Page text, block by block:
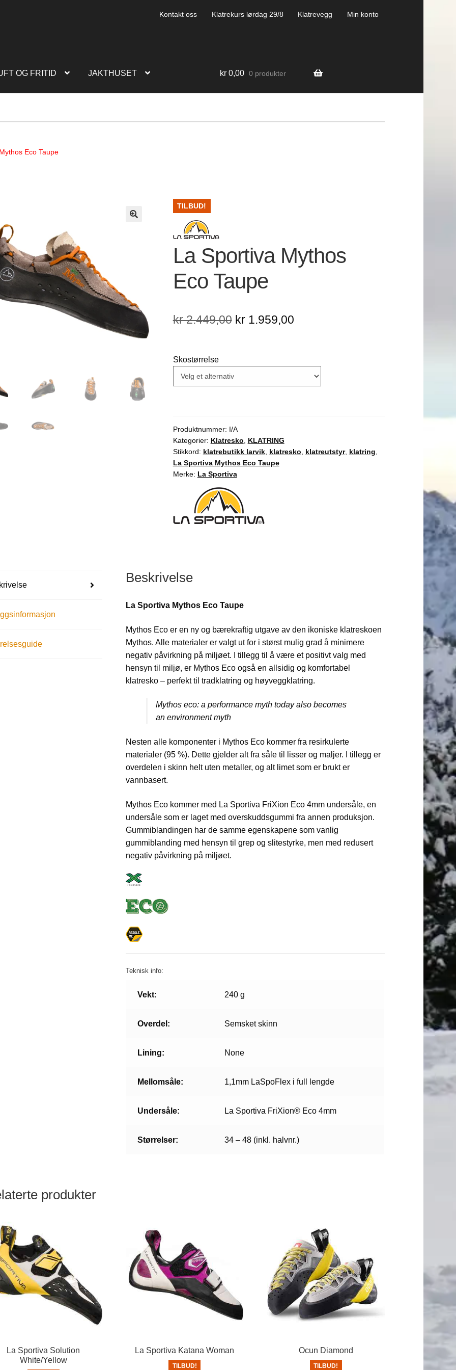
Kontakt oss Klatrekurs lørdag 29/8 Klatrevegg Min konto
OG FRITID JAKTHUSET kr 0,00 0 produkter
Eco Taupe
TILBUD!
La Sportiva Mythos
Eco Taupe
kr2.449,00 Opprinnelig
kr1.959,00Nåværende
kr 1.959,00.
Skostørrelse
Produktnummer: I/A
Kategorier: Klatresko, KLATRING
Stikkord: klatrebutikk larvik, klatresko, klatreutstyr, klatring,
La Sportiva Mythos Eco Taupe
Merke: La Sportiva
Beskrivelse
La Sportiva Mythos Eco Taupe
Mythos Eco er en ny og bærekraftig utgave av den ikoniske klatreskoen
Mythos. Alle materialer er valgt ut for i størst mulig grad å minimere
negativ påvirkning på miljøet. I tillegg til å være et positivt valg med
hensyn til miljø, er Mythos Eco også en allsidig og komfortabel
klatresko – perfekt til tradklatring og høyveggklatring.
Mythos eco: a performance myth today also becomes
an environment myth
Nesten alle komponenter i Mythos Eco kommer fra resirkulerte
materialer (95 %). Dette gjelder alt fra såle til lisser og maljer. I tillegg er
overdelen i skinn helt uten metaller, og alt limet som er brukt er
vannbasert.
Mythos Eco kommer med La Sportiva FriXion Eco 4mm undersåle, en
undersåle som er laget med overskuddsgummi fra annen produksjon.
Gummiblandingen har de samme egenskapene som vanlig
gummiblanding med hensyn til grep og slitestyrke, men med redusert
negativ påvirkning på miljøet.
Teknisk info:
Vekt: 240 g
Overdel: Semsket skinn
Lining: None
Mellomsåle: 1,1mm LaSpoFlex i full lengde
Undersåle: La Sportiva FriXion® Eco 4mm
Størrelser: 34 – 48 (inkl. halvnr.)
produkter
La Sportiva Solution
White/Yellow
La Sportiva Katana Woman
TILBUD!
Ocun Diamond
TILBUD!